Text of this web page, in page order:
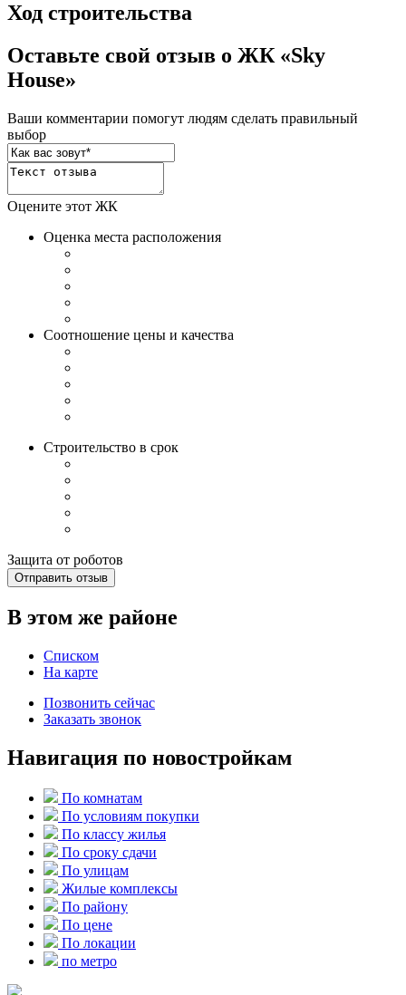
Ход строительства
Оставьте свой отзыв о ЖК «Sky
House»
Ваши комментарии помогут людям сделать правильный
выбор
Оцените этот ЖК
Оценка места расположения
Соотношение цены и качества
Строительство в срок
Защита от роботов
Отправить отзыв
В этом же районе
Списком
На карте
Позвонить сейчас
Заказать звонок
Навигация по новостройкам
По комнатам
По условиям покупки
По классу жилья
По сроку сдачи
По улицам
Жилые комплексы
По району
По цене
По локации
по метро